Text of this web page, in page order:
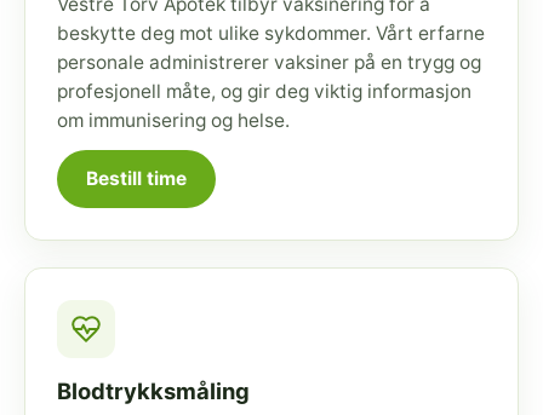
beskytte deg mot ulike sykdommer. Vårt erfarne
personale administrerer vaksiner på en trygg og
profesjonell måte, og gir deg viktig informasjon
om immunisering og helse.
Bestill time
Blodtrykksmåling